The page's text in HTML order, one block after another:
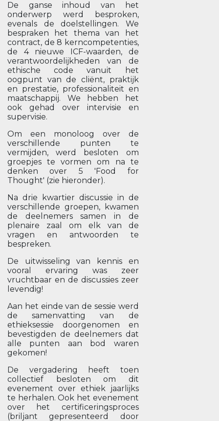
De ganse inhoud van het
onderwerp werd besproken,
evenals de doelstellingen. We
bespraken het thema van het
contract, de 8 kerncompetenties,
de 4 nieuwe ICF-waarden, de
verantwoordelijkheden van de
ethische code vanuit het
oogpunt van de cliënt, praktijk
en prestatie, professionaliteit en
maatschappij. We hebben het
ook gehad over intervisie en
supervisie.
Om een monoloog over de
verschillende punten te
vermijden, werd besloten om
groepjes te vormen om na te
denken over 5 'Food for
Thought' (zie hieronder).
Na drie kwartier discussie in de
verschillende groepen, kwamen
de deelnemers samen in de
plenaire zaal om elk van de
vragen en antwoorden te
bespreken.
De uitwisseling van kennis en
vooral ervaring was zeer
vruchtbaar en de discussies zeer
levendig!
Aan het einde van de sessie werd
de samenvatting van de
ethieksessie doorgenomen en
bevestigden de deelnemers dat
alle punten aan bod waren
gekomen!
De vergadering heeft toen
collectief besloten om dit
evenement over ethiek jaarlijks
te herhalen. Ook het evenement
over het certificeringsproces
(briljant gepresenteerd door